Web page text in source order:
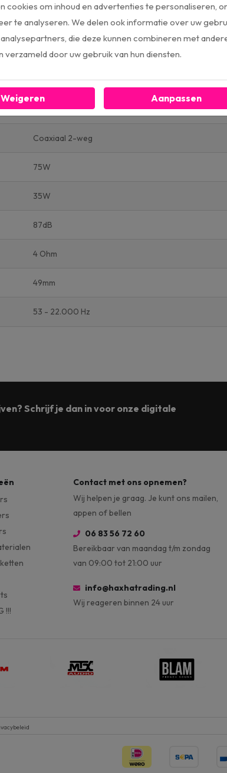
Rockford Fosgate
Luidsprekers
Retourdeal
13cm
Coaxiaal 2-weg
75W
35W
87dB
4 Ohm
49mm
53 - 22.000 Hz
Schrijf je dan in voor onze digitale
!!!
Contact met ons opnemen?
Wij helpen je graag. Je kunt ons mailen,
appen of bellen
06 83 56 72 60
Bereikbaar van maandag t/m zondag
van 09:00 tot 21:00 uur
info@haxhatrading.nl
Wij reageren binnen 24 uur
cookies om inhoud en advertenties te personaliseren,
te analyseren. We delen ook informatie over uw
die deze kunnen combineren met
verzameld door uw gebruik van hun diensten.
Weigeren Aanpassen